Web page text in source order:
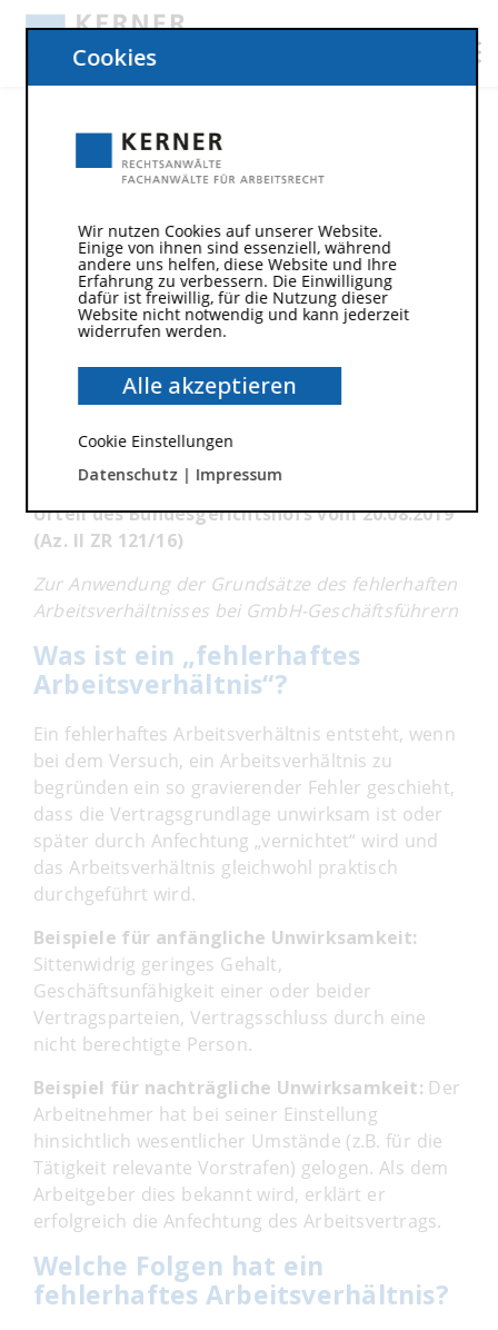
5. Februar 2020
Wenn das mit dem
Arbeitsverhältnis nicht klappt.
Urteil des Bundesgerichtshofs vom 20.08.2019
(Az. II ZR 121/16)
Zur Anwendung der Grundsätze des fehlerhaften
Arbeitsverhältnisses bei GmbH-Geschäftsführern
Was ist ein „fehlerhaftes
Arbeitsverhältnis“?
Ein fehlerhaftes Arbeitsverhältnis entsteht, wenn
bei dem Versuch, ein Arbeitsverhältnis zu
begründen ein so gravierender Fehler geschieht,
dass die Vertragsgrundlage unwirksam ist oder
später durch Anfechtung „vernichtet“ wird und
das Arbeitsverhältnis gleichwohl praktisch
durchgeführt wird.
Beispiele für anfängliche Unwirksamkeit:
Sittenwidrig geringes Gehalt,
Geschäftsunfähigkeit einer oder beider
Vertragsparteien, Vertragsschluss durch eine
nicht berechtigte Person.
Beispiel für nachträgliche Unwirksamkeit: Der
Arbeitnehmer hat bei seiner Einstellung
hinsichtlich wesentlicher Umstände (z.B. für die
Tätigkeit relevante Vorstrafen) gelogen. Als dem
Arbeitgeber dies bekannt wird, erklärt er
erfolgreich die Anfechtung des Arbeitsvertrags.
Welche Folgen hat ein
fehlerhaftes Arbeitsverhältnis?
Cookies
Wir nutzen Cookies auf unserer Website.
Einige von ihnen sind essenziell, während
andere uns helfen, diese Website und Ihre
Erfahrung zu verbessern. Die Einwilligung
dafür ist freiwillig, für die Nutzung dieser
Website nicht notwendig und kann jederzeit
widerrufen werden.
Alle akzeptieren
Cookie Einstellungen
Datenschutz| Impressum